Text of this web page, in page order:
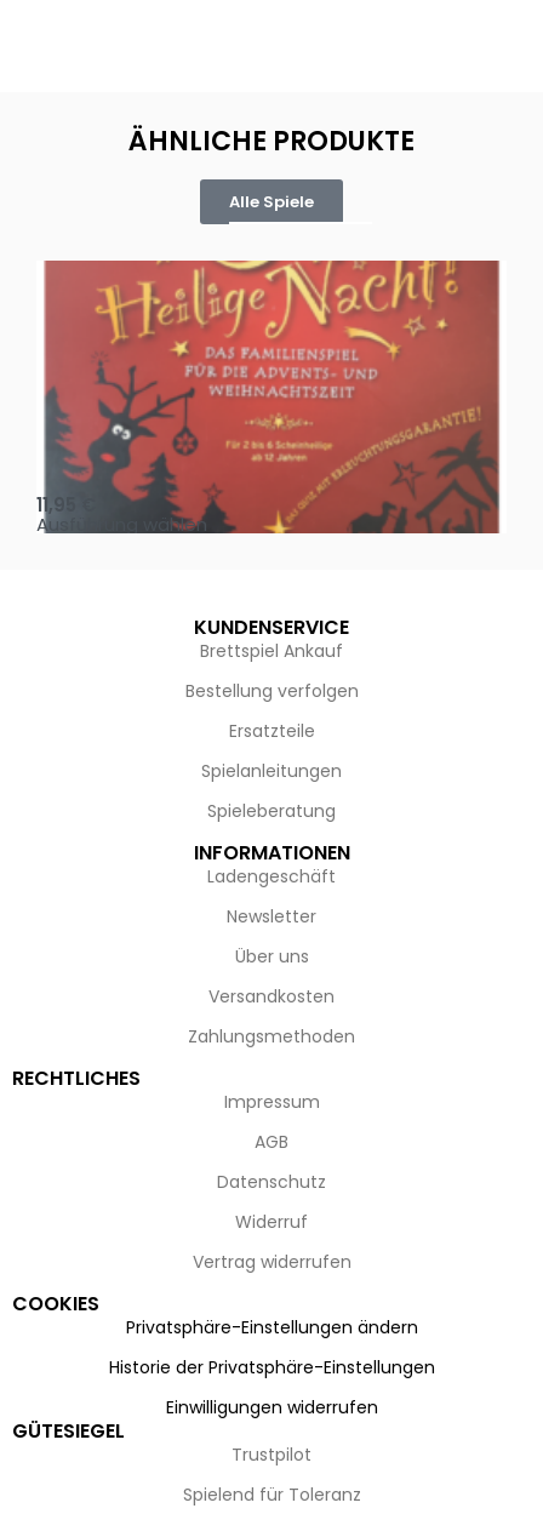
ÄHNLICHE PRODUKTE
Alle Spiele
Oh, heilige Nacht!
11,95
Ausführung wählen
KUNDENSERVICE
Brettspiel Ankauf
Bestellung verfolgen
Ersatzteile
Spielanleitungen
Spieleberatung
INFORMATIONEN
Ladengeschäft
Newsletter
Über uns
Versandkosten
Zahlungsmethoden
RECHTLICHES
Impressum
AGB
Datenschutz
Widerruf
Vertrag widerrufen
COOKIES
Privatsphäre-Einstellungen ändern
Historie der Privatsphäre-Einstellungen
Einwilligungen widerrufen
GÜTESIEGEL
Trustpilot
Spielend für Toleranz